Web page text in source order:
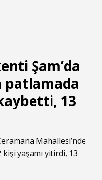
Şam’da
patlamada
13
Mahallesi’nde
yaşamı yitirdi, 13